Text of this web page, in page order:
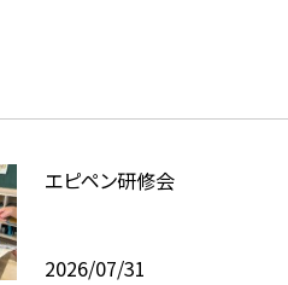
エピペン研修会
2026/07/31